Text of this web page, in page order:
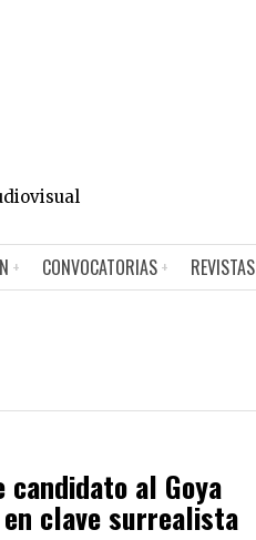
CONVOCATORIAS REVISTAS
candidato al Goya
clave surrealista